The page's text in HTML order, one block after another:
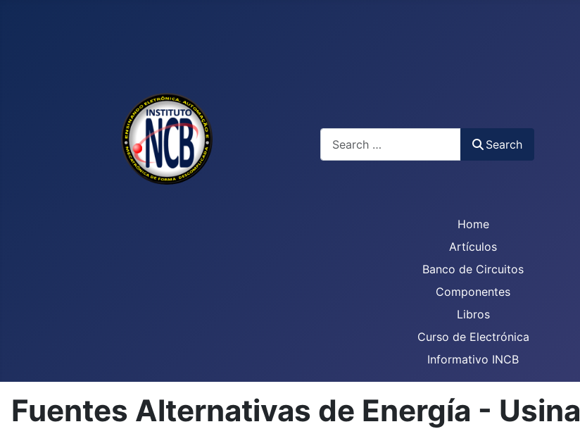
Search
Search
Home
Artículos
Banco de Circuitos
Componentes
Libros
Curso de Electrónica
Informativo INCB
Fuentes Alternativas de Energía -